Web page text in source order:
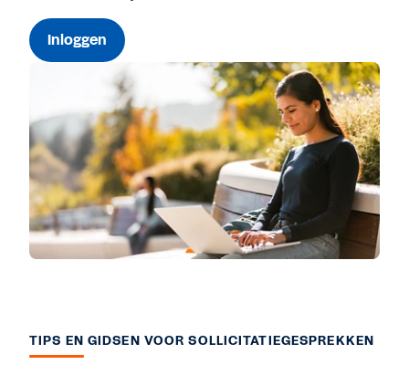
Inloggen
TIPS EN GIDSEN VOOR SOLLICITATIEGESPREKKEN